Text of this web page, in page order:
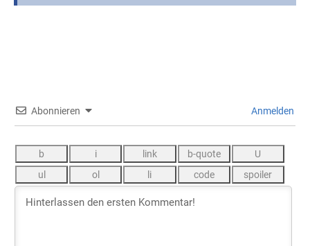
Abonnieren Anmelden